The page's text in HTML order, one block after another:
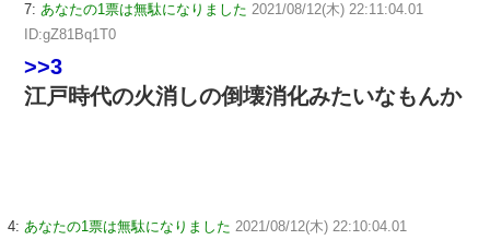
7: あなたの1票は無駄になりました 2021/08/12(木) 22:11:04.01
ID:gZ81Bq1T0
>>3
江戸時代の火消しの倒壊消化みたいなもんか
4: あなたの1票は無駄になりました 2021/08/12(木) 22:10:04.01